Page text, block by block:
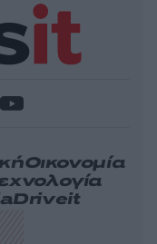
Οικονομία
Driveit